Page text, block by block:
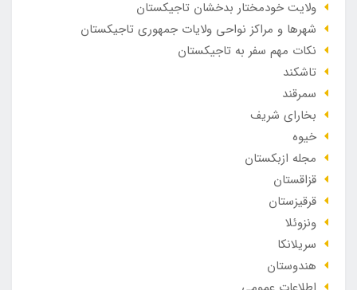
ولایت خودمختار بدخشان تاجیکستان
شهرها و مراکز نواحی ولایات جمهوری تاجیکستان
نکات مهم سفر به تاجیکستان
تاشکند
سمرقند
بخارای شریف
خیوه
مجله ازبکستان
قزاقستان
قرقیزستان
ونزوئلا
سریلانکا
هندوستان